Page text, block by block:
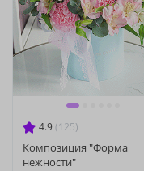
4.9 (125)
Композиция "Форма
нежности"